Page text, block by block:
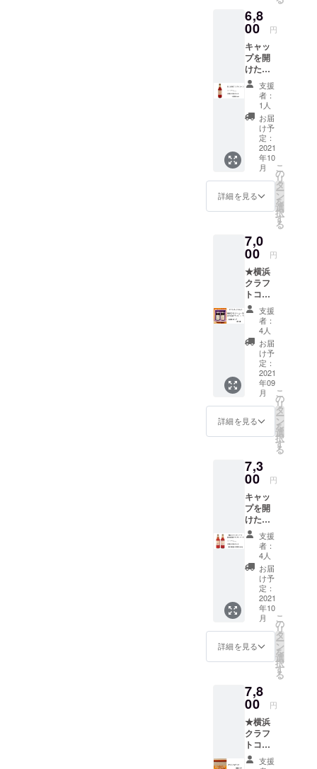
にどち
らから
の贈り
物かわ
からな
くなり
ますの
で ご注
意下さ
いま
せ。
送の贈
り物の
場合差
出人様
のお名
前を備
考欄に
必ず
ご記入
をお願
いいた
しま
す。
(お名
前・電
号・郵
便番
住所) ご
記入な
き場
合、当
店が差
出人に
なりま
すので
先方様
にどち
らから
の贈り
物かわ
からな
くなり
ますの
で ご注
意下さ
いま
グのリ
ターン
だと
わから
ないよ
うな仕
様でお
届けい
たしま
す。
直接配
送の贈
り物の
場合差
出人様
前を備
考欄に
をお願
いいた
しま
す。
(お名
前・電
話番
号・郵
便番
号・ご
住所) ご
記入な
き場
合、当
店が差
なりま
すので
にどち
らから
の贈り
物かわ
からな
くなり
ますの
で ご注
意下さ
いま
せ。
る、
★「横
フト
コー
ラ」炭
酸入り
瓶ボト
ル【５
本】 炭
酸水で
割る必
要はご
ざいま
せん。
で冷や
してお
い。 ※
内容量
は
200ml
を予定
してお
ります
が多少
前後す
る場合
がござ
いま
す。
瓶の形
状やス
カーは
イメー
炭酸
充填機
の工事
が済み
次第、9
月下旬
頃より
順次発
送予定
です。
【ご注
意】
直接配
送の贈
り物の
お礼の
お手紙
せず
メール
にてお
送りさ
せてい
ただき
ます。
お届
が多少
前後す
る場合
がござ
いま
す。
瓶の形
状やス
テッ
カーは
イメー
ジで
す。
炭酸
充填機
の工事
が済み
次第、9
順次発
送予定
です。
【ご注
意】
直接配
送の贈
り物の
場合、
お礼の
お手紙
は同封
せず
メール
にてお
せてい
ただき
け先に
はクラ
ウド
ファン
ディン
グのリ
ターン
だと
わから
ないよ
うな仕
様でお
届けい
たしま
す。
送の贈
り物の
のお名
前を備
考欄に
必ず
ご記入
をお願
いいた
ら"プ
シュッ"
とすぐ
飲める
★「富
士山嶺
クラフ
トコー
ラ」炭
酸入り
瓶ボト
ル【５
本】 ★
お礼の
お手紙
付き 炭
酸水で
せん。
冷蔵庫
に冷や
してお
楽しみ
くださ
い。 ※
内容量
200ml
を予定
してお
ります
が多少
前後す
る場合
がござ
状やス
テッ
イメー
ジで
す。
炭酸
充填機
の工事
が済み
次第、9
月下旬
頃より
順次発
送予定
【ご注
意】
り物の
場合、
お礼の
お手紙
は同封
せず
メール
6,8
00 円
キャッ
プを開
けた
ら"プ
シュッ"
とすぐ
飲める
★「富
士山嶺
クラフ
トコー
ラ」炭
酸入り
瓶ボト
ル
【１０
お礼の
お手紙
付き 炭
酸水で
割る必
要はご
ざいま
せん。
冷蔵庫
で冷や
してお
楽しみ
くださ
い。 ※
内容量
は
200ml
が多少
前後す
る場合
がござ
いま
す。
瓶の形
状やス
テッ
カーは
イメー
ジで
す。
炭酸
充填機
の工事
が済み
次第、9
順次発
送予定
です。
【ご注
意】
直接配
送の贈
支援
者：
1人
お届
け予
定：
2021
年10
月
詳細を見る
こ
の
リ
タ
ー
ン
を
選
択
す
る
7,0
00 円
★横浜
クラフ
トコー
ラ原液
シロッ
プ【１
本】 ★
富士山
嶺クラ
フト
コーラ
原液シ
ロップ
【１
本】 ★
オリジ
シピ付
き ★お
礼のお
手紙付
き 当店
自慢の
２品。
ギフト
ボック
ス入り
の特別
バー
ジョ
ン。 贈
り物に
いかが
でしょ
直接配
送の贈
り物の
場合、
お礼の
お手紙
は同封
支援
者：
4人
お届
け予
定：
2021
年09
月
詳細を見る
こ
の
リ
タ
ー
ン
を
選
択
す
る
7,3
00 円
キャッ
プを開
けた
ら"プ
シュッ"
とすぐ
飲める
★「横
浜クラ
フト
コー
ラ」炭
酸入り
瓶ボト
ル
【５
★「富
士山嶺
クラフ
トコー
ラ」炭
酸入り
ボト
支援
者：
4人
お届
け予
定：
2021
年10
月
詳細を見る
こ
の
リ
タ
ー
ン
を
選
択
す
る
7,8
00 円
★横浜
クラフ
トコー
ラ専用
支援